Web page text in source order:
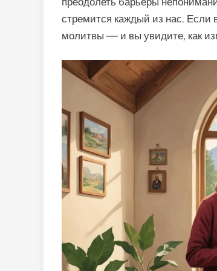
стремится каждый из нас. Если
молитвы — и вы увидите, как